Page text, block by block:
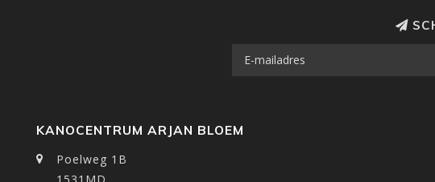
KANOCENTRUM ARJAN BLOEM
Poelweg 1B
1531MD